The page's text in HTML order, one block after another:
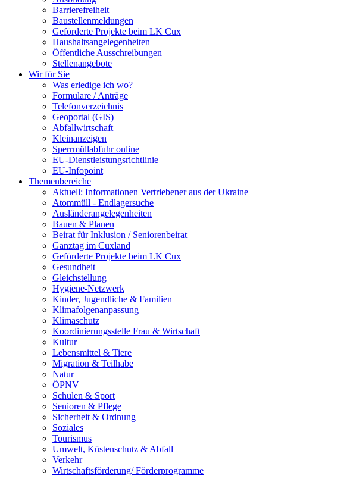
Barrierefreiheit
Baustellenmeldungen
Geförderte Projekte beim LK Cux
Haushaltsangelegenheiten
Öffentliche Ausschreibungen
Stellenangebote
Wir für Sie
Was erledige ich wo?
Formulare / Anträge
Telefonverzeichnis
Geoportal (GIS)
Abfallwirtschaft
Kleinanzeigen
Sperrmüllabfuhr online
EU-Dienstleistungsrichtlinie
EU-Infopoint
Themenbereiche
Aktuell: Informationen Vertriebener aus der Ukraine
Atommüll - Endlagersuche
Ausländerangelegenheiten
Bauen & Planen
Beirat für Inklusion / Seniorenbeirat
Ganztag im Cuxland
Geförderte Projekte beim LK Cux
Gesundheit
Gleichstellung
Hygiene-Netzwerk
Kinder, Jugendliche & Familien
Klimafolgenanpassung
Klimaschutz
Koordinierungsstelle Frau & Wirtschaft
Kultur
Lebensmittel & Tiere
Migration & Teilhabe
Natur
ÖPNV
Schulen & Sport
Senioren & Pflege
Sicherheit & Ordnung
Soziales
Tourismus
Umwelt, Küstenschutz & Abfall
Verkehr
Wirtschaftsförderung/ Förderprogramme